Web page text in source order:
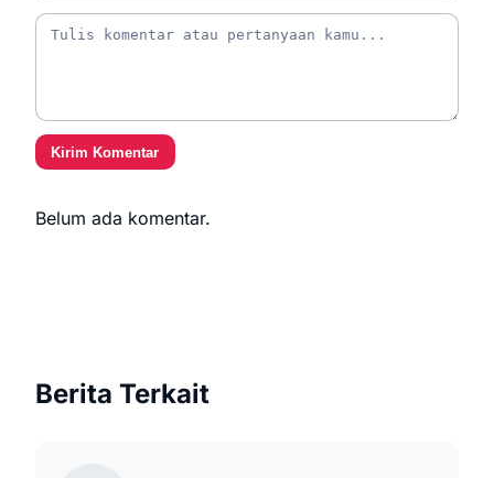
Kirim Komentar
Belum ada komentar.
Berita Terkait